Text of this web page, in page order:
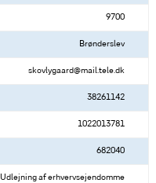
9700
Brønderslev
skovlygaard@mail.tele.dk
38261142
1022013781
682040
Udlejning af erhvervsejendomme